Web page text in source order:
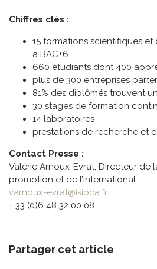
Chiffres clés :
15 formations scientifiques
à BAC+6
660 étudiants dont 400
plus de 300 entreprises
81% des diplômés trouvent
30 stages de formation
14 laboratoires
prestations de recherche et
Contact Presse :
Valérie Arnoux-Evrat, Directeur de
promotion et de l’international
varnoux-evrat@isipca.fr
+ 33 (0)6 48 32 00 08
Partager cet article